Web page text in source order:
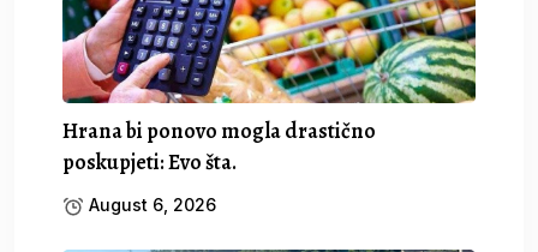
Hrana bi ponovo mogla drastično
poskupjeti: Evo šta.
August 6, 2026